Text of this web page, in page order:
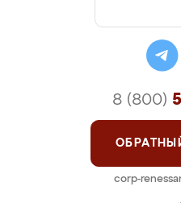
8 (800)
corp-